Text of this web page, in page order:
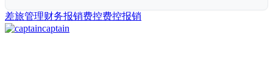
差旅管理财务报销费控费控报销
captain